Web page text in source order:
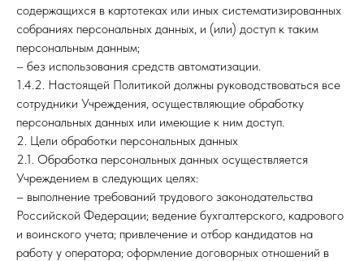
содержащихся в картотеках или иных систематизированных
собраниях персональных данных, и (или) доступ к таким
персональным данным;
– без использования средств автоматизации.
1.4.2. Настоящей Политикой должны руководствоваться все
сотрудники Учреждения, осуществляющие обработку
персональных данных или имеющие к ним доступ.
2. Цели обработки персональных данных
2.1. Обработка персональных данных осуществляется
Учреждением в следующих целях:
– выполнение требований трудового законодательства
Российской Федерации; ведение бухгалтерского, кадрового
и воинского учета; привлечение и отбор кандидатов на
работу у оператора; оформление договорных отношений в